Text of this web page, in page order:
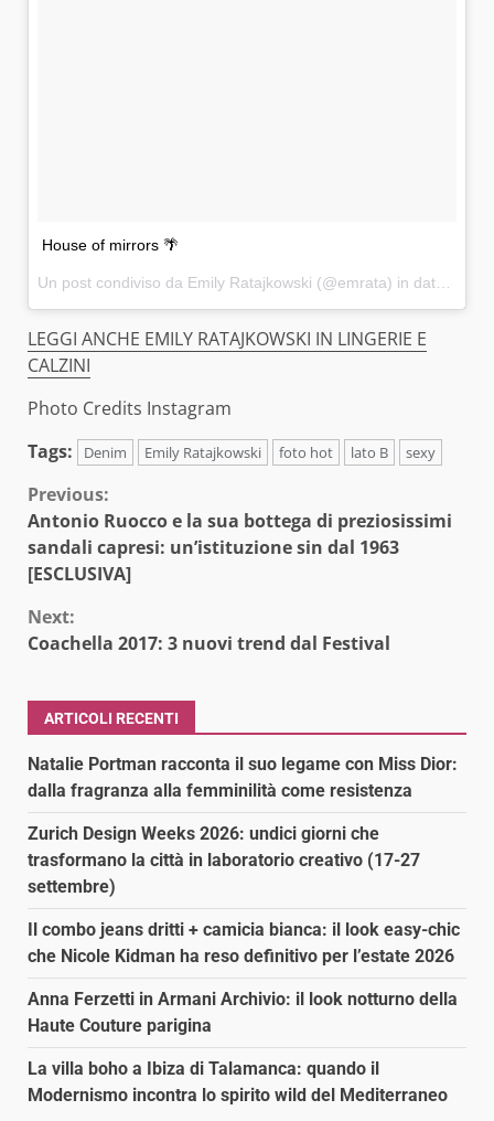
House of mirrors 🌴
LEGGI ANCHE EMILY RATAJKOWSKI IN LINGERIE E
CALZINI
Photo Credits Instagram
Tags:
Denim Emily Ratajkowski foto hot lato B sexy
Continue
Reading
Previous:
Antonio Ruocco e la sua bottega di preziosissimi
sandali capresi: un’istituzione sin dal 1963
[ESCLUSIVA]
Next:
Coachella 2017: 3 nuovi trend dal Festival
ARTICOLI RECENTI
Natalie Portman racconta il suo legame con Miss Dior:
dalla fragranza alla femminilità come resistenza
Zurich Design Weeks 2026: undici giorni che
trasformano la città in laboratorio creativo (17-27
settembre)
Il combo jeans dritti + camicia bianca: il look easy-chic
che Nicole Kidman ha reso definitivo per l’estate 2026
Anna Ferzetti in Armani Archivio: il look notturno della
Haute Couture parigina
La villa boho a Ibiza di Talamanca: quando il
Modernismo incontra lo spirito wild del Mediterraneo